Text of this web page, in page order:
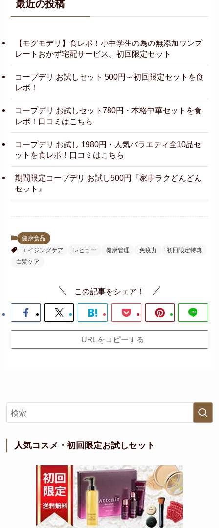
最近の投稿
【モグモデリ】食レポ！小中学生の為の無添加ワンプ
レートおかず宅配サービス、初回限定セット
コープデリ お試しセット 500円～初回限定セットを食
レポ！
コープデリ お試しセット780円・本格中華セットを食
レポ！口コミはこちら
コープデリ お試し 1980円・人気バラエティ全10品セ
ットを食レポ！口コミはこちら
期間限定コープデリ お試し500円『家事ラクどんどん
セット』
健康食品
エイジングケア
レビュー 健康管理 免疫力
初回限定特典
白髪ケア
この記事をシェア！
URLをコピーする
人気コスメ・初回限定お試しセット